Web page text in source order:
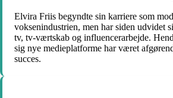
Elvira Friis begyndte sin karriere som
voksenindustrien, men har siden udvidet
tv, tv-værtskab og influencerarbejde.
sig nye medieplatforme har været
succes.